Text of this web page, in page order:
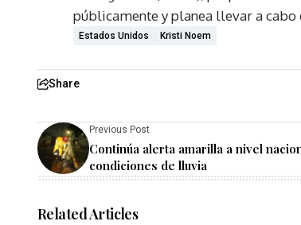
públicamente y planea llevar a cabo
Estados Unidos Kristi Noem
Share
Previous Post
Continúa alerta amarilla a nivel
condiciones de lluvia
Related Articles